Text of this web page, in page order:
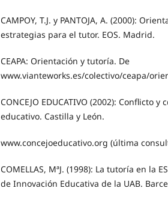
CAMPOY, T.J. y PANTOJA, A. (2000):
estrategias para el tutor. EOS. Madrid.
CEAPA: Orientación y tutoría. De
www.vianteworks.es/colectivo/ceapa/
CONCEJO EDUCATIVO (2002): Conflicto
educativo. Castilla y León.
www.concejoeducativo.org (última
COMELLAS, MªJ. (1998): La tutoría en la
de Innovación Educativa de la UAB.